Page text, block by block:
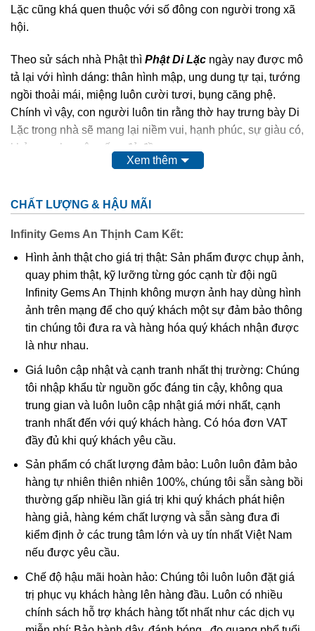
Lặc cũng khá quen thuộc với số đông con người trong xã
hội.
Theo sử sách nhà Phật thì Phật Di Lặc ngày nay được mô
tả lại với hình dáng: thân hình mập, ung dung tự tại, tướng
ngồi thoải mái, miệng luôn cười tươi, bụng căng phệ.
Chính vì vậy, con người luôn tin rằng thờ hay trưng bày Di
Lặc trong nhà sẽ mang lại niềm vui, hạnh phúc, sự giàu có,
khỏe mạnh, cuộc sống đủ đầy.
nghệ nhân điêu khắc nên Ngài cũng quý và sang không
kém như: các loại gỗ quý, đá quý,…
công ty, nơi công cộng thì hình ảnh Ngài cũng được điêu
khắc tinh xảo trên nền mặt dây chuyền. Điều này giúp
chúng ta có thể mang Phật bên mình mọi lúc mọi nơi để
phù hộ độ trì,…Và mặt dây chuyềnPhật Di Lặccũng được
nhiều tín đồ kể cả tín ngưỡng Phật hay không tín ngưỡng
đều ưa chuộng.
Ngày nay, Phật Di Lặc được tạo hình nhiều kiểu khác nhau
chứ không có 1 kiểu nhất định:
Xem thêm
CHẤT LƯỢNG & HẬU MÃI
Infinity Gems An Thịnh Cam Kết:
Hình ảnh thật cho giá trị thật: Sản phẩm được chụp ảnh,
quay phim thật, kỹ lưỡng từng góc cạnh từ đội ngũ
Infinity Gems An Thịnh không mượn ảnh hay dùng hình
ảnh trên mạng để cho quý khách một sự đảm bảo thông
tin chúng tôi đưa ra và hàng hóa quý khách nhận được
là như nhau.
Giá luôn cập nhật và cạnh tranh nhất thị trường: Chúng
tôi nhập khẩu từ nguồn gốc đáng tin cậy, không qua
trung gian và luôn luôn cập nhật giá mới nhất, cạnh
tranh nhất đến với quý khách hàng. Có hóa đơn VAT
đầy đủ khi quý khách yêu cầu.
Sản phẩm có chất lượng đảm bảo: Luôn luôn đảm bảo
hàng tự nhiên thiên nhiên 100%, chúng tôi sẵn sàng bồi
thường gấp nhiều lần giá trị khi quý khách phát hiện
hàng giả, hàng kém chất lượng và sẵn sàng đưa đi
kiểm định ở các trung tâm lớn và uy tín nhất Việt Nam
nếu được yêu cầu.
Chế độ hậu mãi hoàn hảo: Chúng tôi luôn luôn đặt giá
trị phục vụ khách hàng lên hàng đầu. Luôn có nhiều
chính sách hỗ trợ khách hàng tốt nhất như các dịch vụ